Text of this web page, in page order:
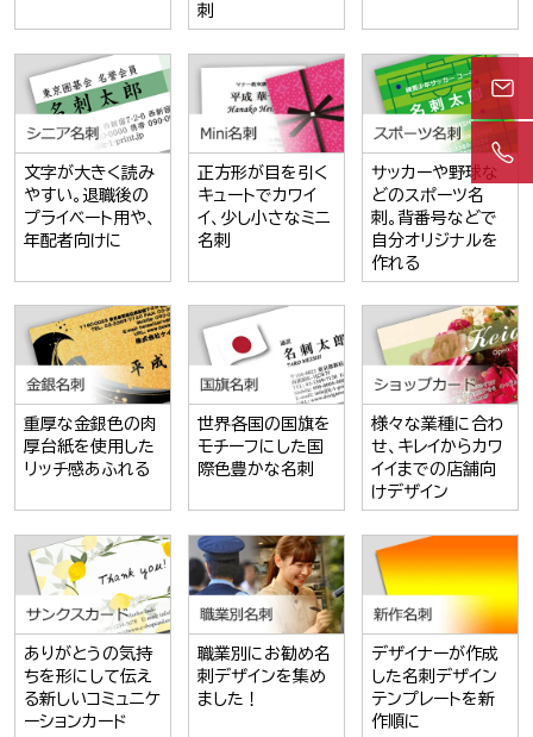
刺
文字が大きく読み
やすい。退職後の
プライベート用や、
年配者向けに
正方形が目を引く
キュートでカワイ
イ、少し小さなミニ
名刺
サッカーや野球な
どのスポーツ名
刺。背番号などで
自分オリジナルを
作れる
重厚な金銀色の肉
厚台紙を使用した
リッチ感あふれる
世界各国の国旗を
モチーフにした国
際色豊かな名刺
様々な業種に合わ
せ、キレイからカワ
イイまでの店舗向
けデザイン
ありがとうの気持
ちを形にして伝え
る新しいコミュニケ
ーションカード
職業別にお勧め名
刺デザインを集め
ました！
デザイナーが作成
した名刺デザイン
テンプレートを新
作順に